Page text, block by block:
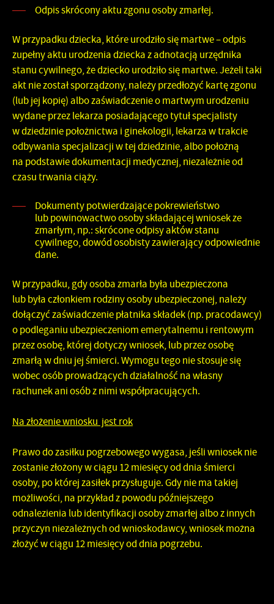
Odpis skrócony aktu zgonu osoby zmarłej.
W przypadku dziecka, które urodziło się martwe – odpis
zupełny aktu urodzenia dziecka z adnotacją urzędnika
stanu cywilnego, że dziecko urodziło się martwe. Jeżeli taki
akt nie został sporządzony, należy przedłożyć kartę zgonu
(lub jej kopię) albo zaświadczenie o martwym urodzeniu
wydane przez lekarza posiadającego tytuł specjalisty
w dziedzinie położnictwa i ginekologii, lekarza w trakcie
odbywania specjalizacji w tej dziedzinie, albo położną
na podstawie dokumentacji medycznej, niezależnie od
czasu trwania ciąży.
Dokumenty potwierdzające pokrewieństwo
lub powinowactwoosoby składającej wniosek ze
zmarłym, np.: skrócone odpisy aktów stanu
cywilnego, dowód osobisty zawierający odpowiednie
dane.
W przypadku, gdy osoba zmarła była ubezpieczona
lub była członkiem rodziny osoby ubezpieczonej, należy
dołączyćzaświadczenie płatnika składek(np. pracodawcy)
o podleganiu ubezpieczeniom emerytalnemu i rentowym
przez osobę, której dotyczy wniosek, lub przez osobę
zmarłą w dniu jej śmierci. Wymogu tego nie stosuje się
wobec osób prowadzących działalność na własny
rachunek ani osób z nimi współpracujących.
Na złożenie wniosku jest rok
Prawo do zasiłku pogrzebowego wygasa, jeśli wniosek nie
zostanie złożony w ciągu 12 miesięcy od dnia śmierci
osoby, po której zasiłek przysługuje. Gdy nie ma takiej
możliwości, na przykład z powodu późniejszego
odnalezienia lub identyfikacji osoby zmarłej albo z innych
przyczyn niezależnych od wnioskodawcy, wniosek można
złożyć w ciągu 12 miesięcy od dnia pogrzebu.